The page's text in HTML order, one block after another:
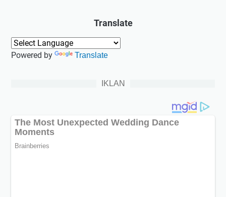
Translate
Powered by Translate
IKLAN